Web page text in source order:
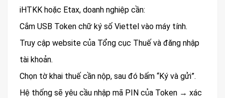
iHTKK hoặc Etax, doanh nghiệp cần:
Cắm USB Token chữ ký số Viettel vào máy tính.
Truy cập website của Tổng cục Thuế và đăng nhập
tài khoản.
Chọn tờ khai thuế cần nộp, sau đó bấm “Ký và gửi”.
Hệ thống sẽ yêu cầu nhập mã PIN của Token → xác